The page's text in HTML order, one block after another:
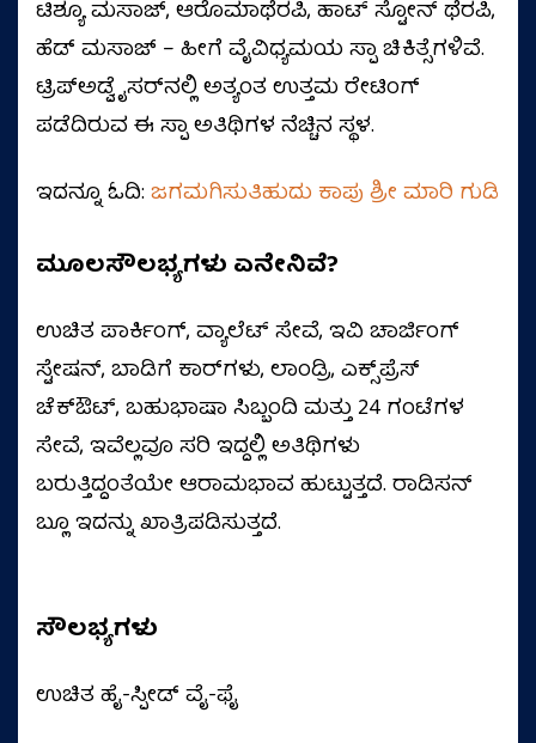
ಟಿಶ್ಯೂ ಮಸಾಜ್, ಆರೊಮಾಥೆರಪಿ, ಹಾಟ್ ಸ್ಟೋನ್ ಥೆರಪಿ,
ಹೆಡ್ ಮಸಾಜ್ – ಹೀಗೆ ವೈವಿಧ್ಯಮಯ ಸ್ಪಾ ಚಿಕಿತ್ಸೆಗಳಿವೆ.
ಟ್ರಿಪ್‌ಅಡ್ವೈಸರ್‌ನಲ್ಲಿ ಅತ್ಯಂತ ಉತ್ತಮ ರೇಟಿಂಗ್
ಪಡೆದಿರುವ ಈ ಸ್ಪಾ ಅತಿಥಿಗಳ ನೆಚ್ಚಿನ ಸ್ಥಳ.
ಇದನ್ನೂ ಓದಿ:ಜಗಮಗಿಸುತಿಹುದು ಕಾಪು ಶ್ರೀ ಮಾರಿ ಗುಡಿ
ಮೂಲಸೌಲಭ್ಯಗಳು ಏನೇನಿವೆ?
ಉಚಿತ ಪಾರ್ಕಿಂಗ್, ವ್ಯಾಲೆಟ್ ಸೇವೆ, ಇವಿ ಚಾರ್ಜಿಂಗ್
ಸ್ಟೇಷನ್, ಬಾಡಿಗೆ ಕಾರ್‌ಗಳು, ಲಾಂಡ್ರಿ, ಎಕ್ಸ್‌ಪ್ರೆಸ್
ಚೆಕ್‌ಔಟ್, ಬಹುಭಾಷಾ ಸಿಬ್ಬಂದಿ ಮತ್ತು 24 ಗಂಟೆಗಳ
ಸೇವೆ, ಇವೆಲ್ಲವೂ ಸರಿ ಇದ್ದಲ್ಲಿ ಅತಿಥಿಗಳು
ಬರುತ್ತಿದ್ದಂತೆಯೇ ಆರಾಮಭಾವ ಹುಟ್ಟುತ್ತದೆ. ರಾಡಿಸನ್‌
ಬ್ಲೂ ಇದನ್ನು ಖಾತ್ರಿಪಡಿಸುತ್ತದೆ.
ಸೌಲಭ್ಯಗಳು
ಉಚಿತ ಹೈ-ಸ್ಪೀಡ್ ವೈ-ಫೈ